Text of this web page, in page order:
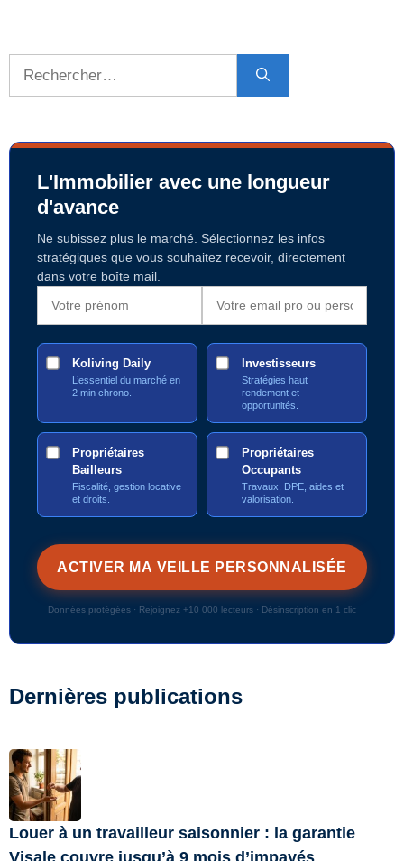
L'Immobilier avec une longueur
d'avance
Ne subissez plus le marché. Sélectionnez les infos
stratégiques que vous souhaitez recevoir, directement
dans votre boîte mail.
Koliving Daily
L’essentiel du marché en
2 min chrono.
Investisseurs
Stratégies haut
rendement et
opportunités.
Propriétaires
Bailleurs
Fiscalité, gestion locative
et droits.
Propriétaires
Occupants
Travaux, DPE, aides et
valorisation.
Données protégées · Rejoignez +10 000 lecteurs · Désinscription en 1 clic
Dernières publications
Louer à un travailleur saisonnier : la garantie